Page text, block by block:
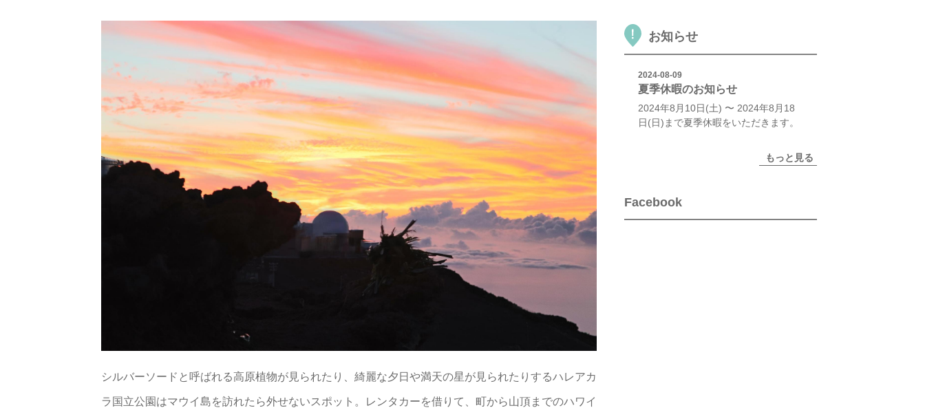
シルバーソードと呼ばれる高原植物が見られたり、綺麗な夕日や満天の星が見られたりするハレアカ
ラ国立公園はマウイ島を訪れたら外せないスポット。レンタカーを借りて、町から山頂までのハワイ
お知らせ
2024-08-09
夏季休暇のお知らせ
2024年8月10日(土) 〜 2024年8月18
日(日)まで夏季休暇をいただきます。
もっと見る
Facebook